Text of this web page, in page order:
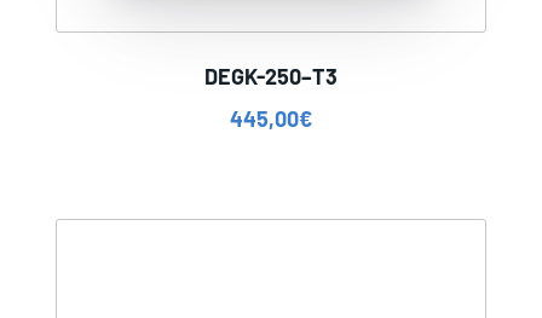
DEGK-250–T3
445,00€